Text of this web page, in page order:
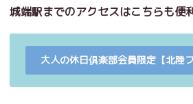
城端駅までのアクセスはこちらも便
大人の休日俱楽部会員限定【北陸